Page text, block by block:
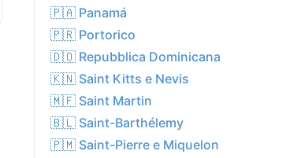
🇵🇦 Panamá
🇵🇷 Portorico
🇩🇴 Repubblica Dominicana
🇰🇳 Saint Kitts e Nevis
🇲🇫 Saint Martin
🇧🇱 Saint-Barthélemy
🇵🇲 Saint-Pierre e Miquelon